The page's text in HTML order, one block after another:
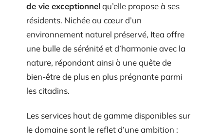
de vie exceptionnelqu’elle propose à ses
résidents. Nichée au cœur d’un
environnement naturel préservé, Itea offre
une bulle de sérénité et d’harmonie avec la
nature, répondant ainsi à une quête de
bien-être de plus en plus prégnante parmi
les citadins.
Les services haut de gamme disponibles sur
le domaine sont le reflet d’une ambition :